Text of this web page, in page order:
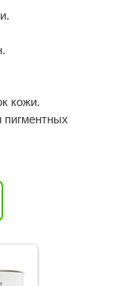
кожи.